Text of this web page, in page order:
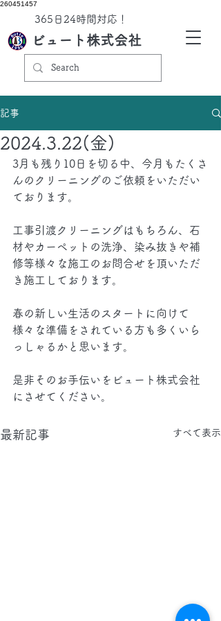
260451457
ビュート株式会社
​365日24時間対応！
記事
2024.3.22(金)
3月も残り10日を切る中、今月もたくさ
んのクリーニングのご依頼をいただい
ております。
工事引渡クリーニングはもちろん、石
材やカーペットの洗浄、染み抜きや補
修等様々な施工のお問合せを頂いただ
き施工しております。
春の新しい生活のスタートに向けて
様々な準備をされている方も多くいら
っしゃるかと思います。
是非そのお手伝いをビュート株式会社
にさせてください。
最新記事 すべて表示